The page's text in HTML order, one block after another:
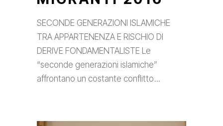
SECONDE GENERAZIONI ISLAMICHE
TRA APPARTENENZA E RISCHIO DI
DERIVE FONDAMENTALISTE Le
“seconde generazioni islamiche”
affrontano un costante conflitto